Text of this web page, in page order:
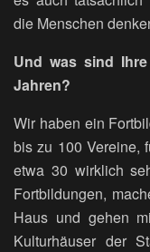
die Menschen
Und was sind
Jahren?
Wir haben ein
bis zu 100 Vereine,
etwa 30 wirklich
Fortbildungen,
Haus und gehen
Kulturhäuser der